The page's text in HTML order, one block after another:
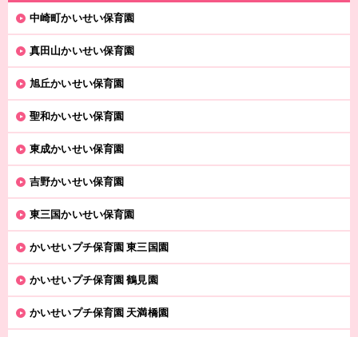
中崎町かいせい保育園
真田山かいせい保育園
旭丘かいせい保育園
聖和かいせい保育園
東成かいせい保育園
吉野かいせい保育園
東三国かいせい保育園
かいせいプチ保育園 東三国園
かいせいプチ保育園 鶴見園
かいせいプチ保育園 天満橋園